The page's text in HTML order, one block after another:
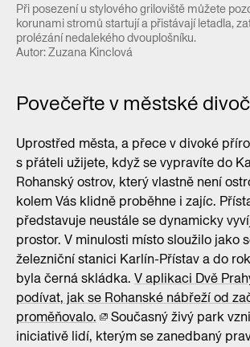
Při posezení u stylového griloviště můžete
korunami stromů startují a přistávají letadla,
prolézání nedalekého dvouplošníku.
Autor: Zuzana Kinclová
Povečeřte v městské
Uprostřed města, a přece v divoké
s přáteli užijete, když se vypravíte do
Rohanský ostrov, který vlastně není
kolem Vás klidně proběhne i zajíc.
představuje neustále se dynamicky
prostor. V minulosti místo sloužilo jako
železniční stanici Karlín-Přístav a do
byla černá skládka. V aplikaci Dvě
podívat, jak se Rohanské nábřeží od
proměňovalo.
Současný živý park
iniciativě lidí, kterým se zanedbaný